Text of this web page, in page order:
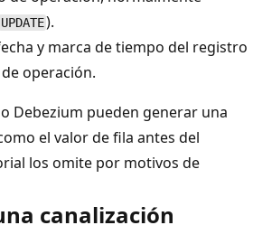
UPDATE).
y marca de tiempo del registro
operación.
Debezium pueden generar una
el valor de fila antes del
los omite por motivos de
canalización